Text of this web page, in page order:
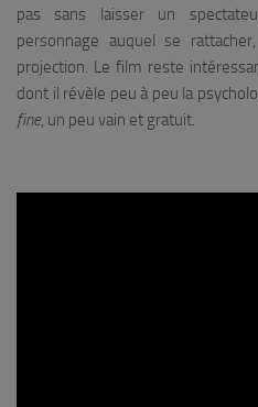
pas sans laisser un
personnage auquel se
projection. Le film reste
dont il révèle peu à peu la
fine, un peu vain et gratuit.